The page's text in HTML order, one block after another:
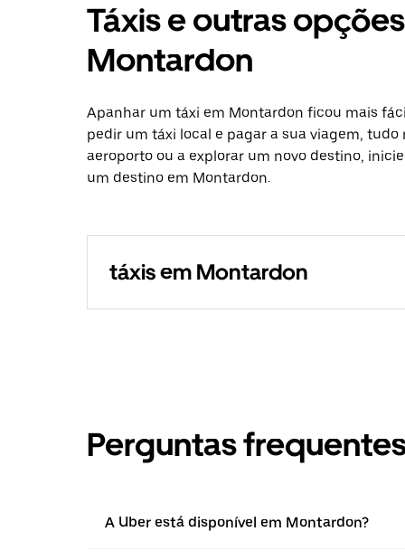
Táxis e outras
Montardon
Apanhar um táxi em Montardon ficou mais
pedir um táxi local e pagar a sua viagem,
aeroporto ou a explorar um novo destino,
um destino em Montardon.
táxis em Montardon
Perguntas
A Uber está disponível em Montardon?